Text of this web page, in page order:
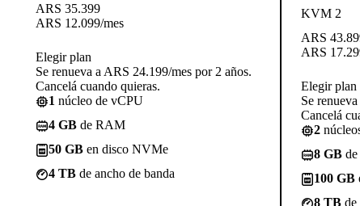
ARS 35.399
ARS 12.099/mes
Elegir plan
Se renueva a ARS 24.199/mes por 2 años.
Cancelá cuando quieras.
1 núcleo de vCPU
4 GB de RAM
50 GB en disco NVMe
4 TB de ancho de banda
KVM 2
ARS
ARS
Elegir plan
Se
Cancelá
2
8 GB
100 GB
8 TB de